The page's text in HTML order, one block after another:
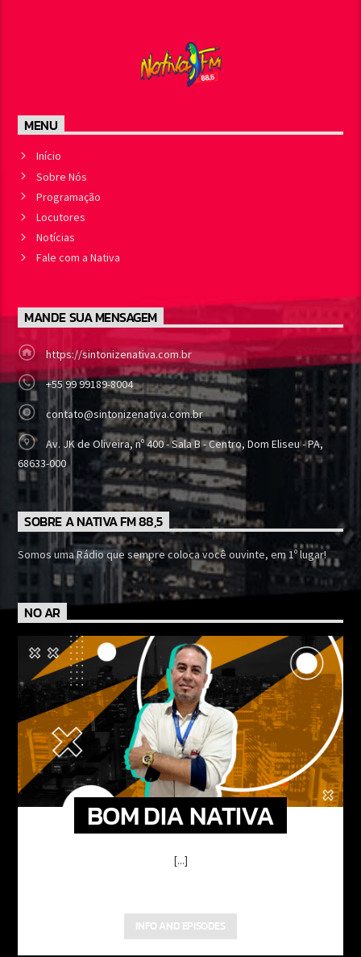
MENU
Início
Sobre Nós
Programação
Locutores
Notícias
Fale com a Nativa
MANDE SUA MENSAGEM
https://sintonizenativa.com.br
+55 99 99189-8004
contato@sintonizenativa.com.br
Av. JK de Oliveira, nº 400 - Sala B - Centro, Dom Eliseu - PA,
68633-000
SOBRE A NATIVA FM 88,5
Somos uma Rádio que sempre coloca você ouvinte, em 1º lugar!
NO AR
BOM DIA NATIVA
[...]
INFO AND EPISODES